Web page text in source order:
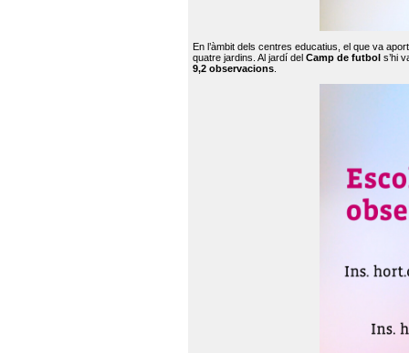
En l’àmbit dels centres educatius, el que va
quatre jardins. Al jardí del Camp de futbol s’hi
9,2 observacions